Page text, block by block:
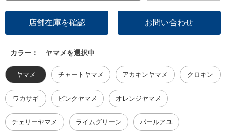
店舗在庫を確認 お問い合わせ
カラー： ヤマメを選択中
ヤマメ チャートヤマメ アカキンヤマメ クロキン
ワカサギ ピンクヤマメ オレンジヤマメ
チェリーヤマメ ライムグリーン パールアユ